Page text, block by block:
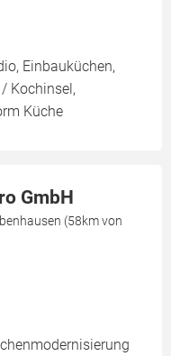
Einbauküchen,
Kochinsel,
Küche
GmbH
(58km von